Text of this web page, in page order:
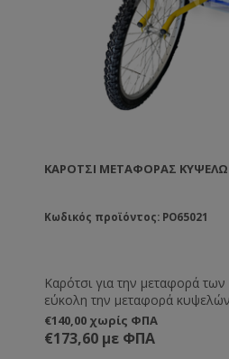
ΚΑΡΌΤΣΙ ΜΕΤΑΦΟΡΆΣ
Κωδικός προϊόντος: PO65021
Καρότσι για την μεταφορά
εύκολη την μεταφορά
€140,00 χωρίς ΦΠΑ
€173,60 με ΦΠΑ